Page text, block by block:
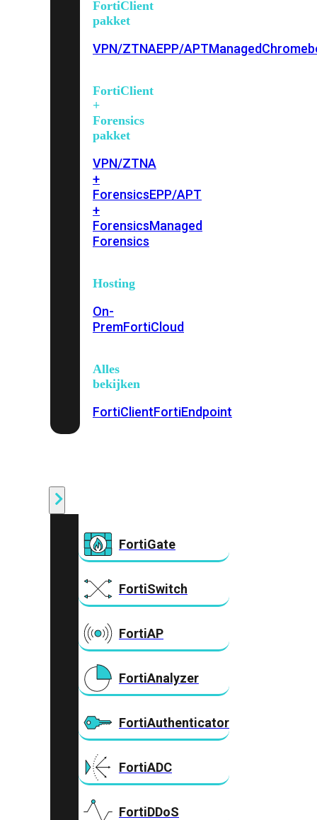
FortiClient
pakket
VPN/ZTNAEPP/APTManaged
FortiClient
+
Forensics
pakket
VPN/ZTNA
+
ForensicsEPP/APT
+
ForensicsManaged
Forensics
Hosting
On-
PremFortiCloud
Alles
bekijken
FortiClientFortiEndpoint
FortiGate
FortiSwitch
FortiAP
FortiAnalyzer
FortiAuthenticator
FortiADC
FortiDDoS